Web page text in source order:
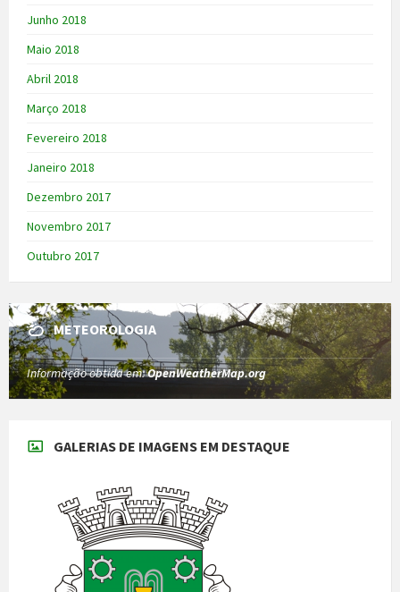
Junho 2018
Maio 2018
Abril 2018
Março 2018
Fevereiro 2018
Janeiro 2018
Dezembro 2017
Novembro 2017
Outubro 2017
METEOROLOGIA
Informação obtida em:OpenWeatherMap.org
GALERIAS DE IMAGENS EM DESTAQUE